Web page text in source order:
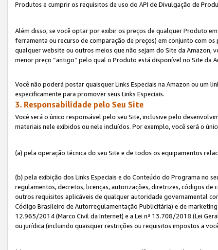
Produtos e cumprir os requisitos de uso do API de Divulgação de
Além disso, se você optar por exibir os preços de qualquer Produto
ferramenta ou recurso de comparação de preços) em conjunto com
qualquer website ou outros meios que não sejam do Site da Amazon,
menor preço “antigo” pelo qual o Produto está disponível no Site da
Você não poderá postar quaisquer Links Especiais na Amazon ou um
especificamente para promover seus Links Especiais.
3. Responsabilidade pelo Seu Site
Você será o único responsável pelo seu Site, inclusive pelo
materiais nele exibidos ou nele incluídos. Por exemplo, você será o
(a) pela operação técnica do seu Site e de todos os equipamentos
(b) pela exibição dos Links Especiais e do Conteúdo do Programa no
regulamentos, decretos, licenças, autorizações, diretrizes, códigos
outros requisitos aplicáveis de qualquer autoridade governamental
Código Brasileiro de Autorregulamentação Publicitária) e de
12.965/2014 (Marco Civil da Internet) e a Lei nº 13.708/2018 (Lei
ou jurídica (incluindo quaisquer restrições ou requisitos impostos a